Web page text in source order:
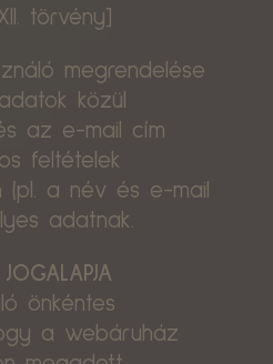
törvény]
megrendelése
közül
az e-mail cím
feltételek
(pl. a név és e-mail
adatnak.
önkéntes
a webáruház